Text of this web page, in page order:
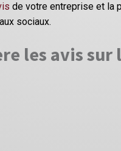
de votre entreprise et la
sociaux.
les avis sur